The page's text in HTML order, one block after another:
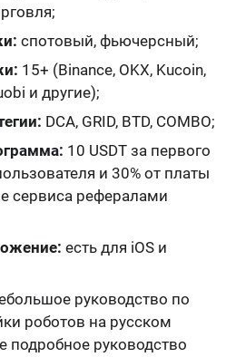
спотовый, фьючерсный;
15+ (Binance, OKX, Kucoin,
и другие);
DCA, GRID, BTD, COMBO;
10 USDT за первого
и 30% от платы
сервиса рефералами
есть для iOS и
руководство по
роботов на русском
подробное руководство